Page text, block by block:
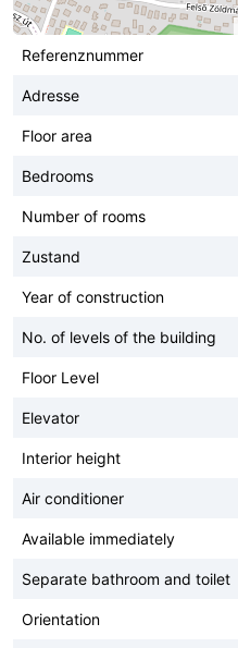
Referenznummer
Adresse
Floor area
Bedrooms
Number of rooms
Zustand
Year of construction
No. of levels of the building
Floor Level
Elevator
Interior height
Air conditioner
Available immediately
Separate bathroom and toilet
Orientation